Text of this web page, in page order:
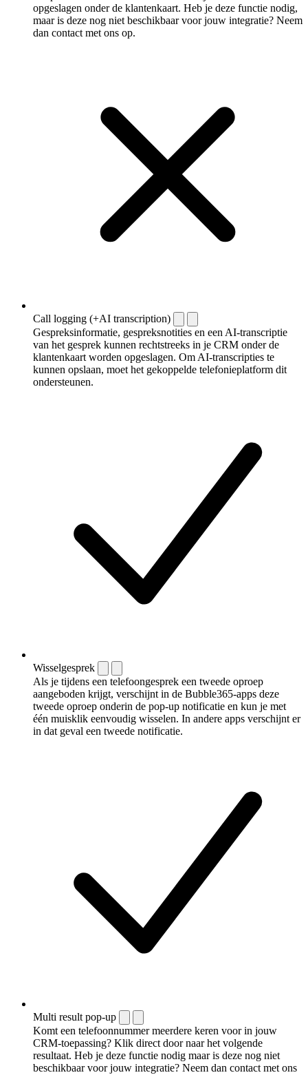
opgeslagen onder de klantenkaart. Heb je deze functie nodig,
maar is deze nog niet beschikbaar voor jouw integratie? Neem
dan contact met ons op.
Call logging (+AI transcription)
Gespreksinformatie, gespreksnotities en een AI-transcriptie
van het gesprek kunnen rechtstreeks in je CRM onder de
klantenkaart worden opgeslagen. Om AI-transcripties te
kunnen opslaan, moet het gekoppelde telefonieplatform dit
ondersteunen.
Wisselgesprek
Als je tijdens een telefoongesprek een tweede oproep
aangeboden krijgt, verschijnt in de Bubble365-apps deze
tweede oproep onderin de pop-up notificatie en kun je met
één muisklik eenvoudig wisselen. In andere apps verschijnt er
in dat geval een tweede notificatie.
Multi result pop-up
Komt een telefoonnummer meerdere keren voor in jouw
CRM-toepassing? Klik direct door naar het volgende
resultaat. Heb je deze functie nodig maar is deze nog niet
beschikbaar voor jouw integratie? Neem dan contact met ons